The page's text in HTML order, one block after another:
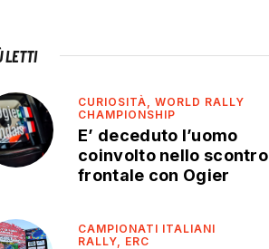
LETTI
CURIOSITÀ,WORLD RALLY
CHAMPIONSHIP
E’ deceduto l’uomo
coinvolto nello scontro
frontale con Ogier
CAMPIONATI ITALIANI
RALLY, ERC